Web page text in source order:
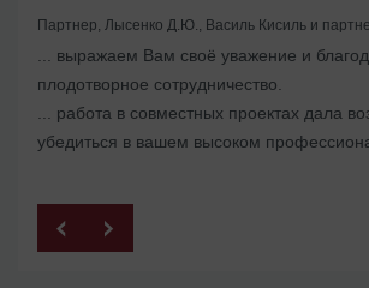
Партнер, Лысенко Д.Ю., Василь Кисиль и
... выражаем Вам своё уважение и
плодотворное сотрудничество.
... работа в совместных проектах дала
убедиться в вашем высоком
Помогли с ликвидацией иностранного
в Украине